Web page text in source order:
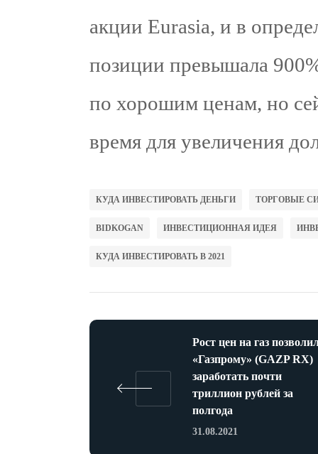
акции Eurasia, и в
позиции превышала
по хорошим ценам, но
время для увеличения
КУДА ИНВЕСТИРОВАТЬ ДЕНЬГИ ТОРГОВЫЕ
BIDKOGAN ИНВЕСТИЦИОННАЯ ИДЕЯ
КУДА ИНВЕСТИРОВАТЬ В 2021
Рост цен на газ
«Газпрому» (GAZP RX)
заработать почти
триллион рублей за
полгода
31.08.2021